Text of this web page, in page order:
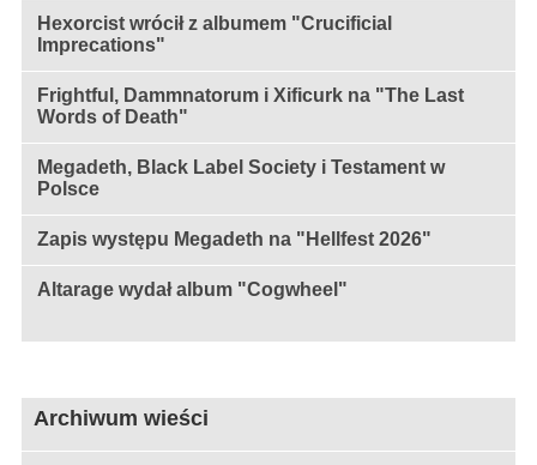
Hexorcist wrócił z albumem "Crucificial
Imprecations"
Frightful, Dammnatorum i Xificurk na "The Last
Words of Death"
Megadeth, Black Label Society i Testament w
Polsce
Zapis występu Megadeth na "Hellfest 2026"
Altarage wydał album "Cogwheel"
Archiwum wieści